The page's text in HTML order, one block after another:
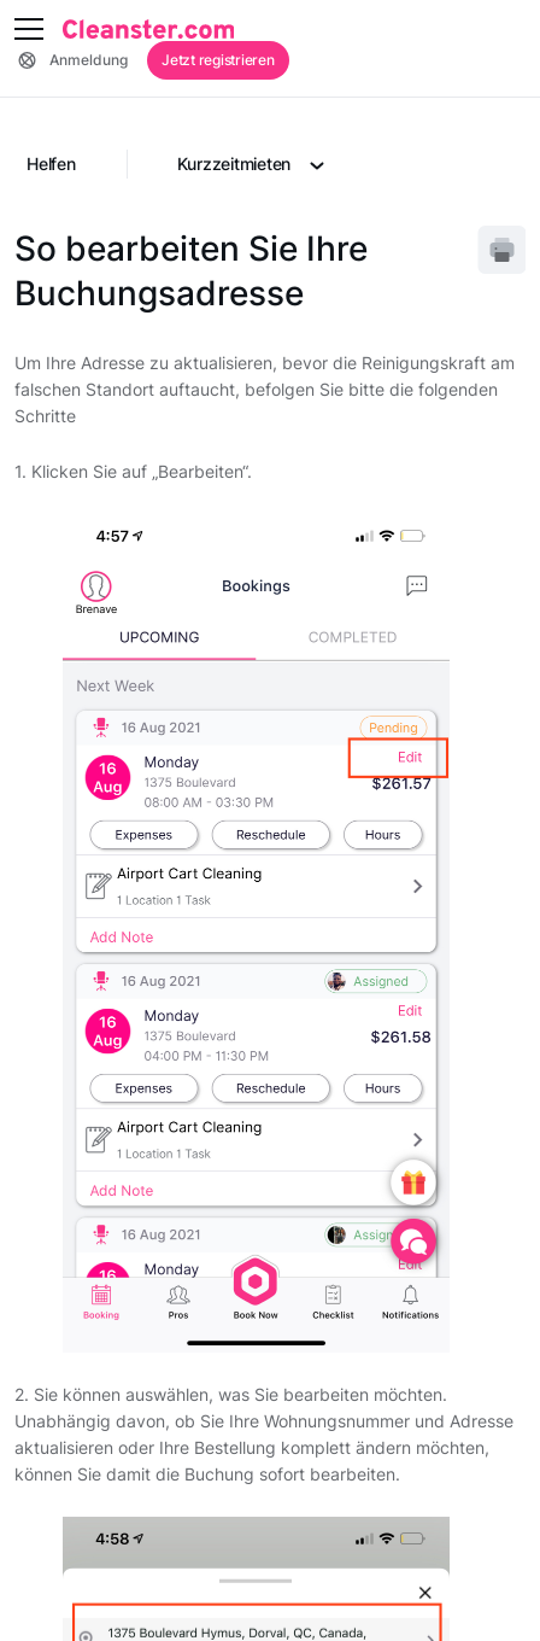
Anmeldung Jetzt registrieren
Helfen Kurzzeitmieten
So bearbeiten Sie Ihre
Buchungsadresse
Um Ihre Adresse zu aktualisieren, bevor die Reinigungskraft am
falschen Standort auftaucht, befolgen Sie bitte die folgenden
Schritte
1. Klicken Sie auf „Bearbeiten“.
2. Sie können auswählen, was Sie bearbeiten möchten.
Unabhängig davon, ob Sie Ihre Wohnungsnummer und Adresse
aktualisieren oder Ihre Bestellung komplett ändern möchten,
können Sie damit die Buchung sofort bearbeiten.